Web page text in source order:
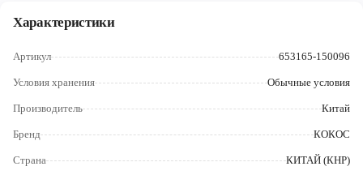
Рыбинск
Северодвинск
Череповец
Характеристики
Артикул 653165-150096
Условия хранения Обычные условия
Производитель Китай
Бренд КОКОС
Страна КИТАЙ (КНР)